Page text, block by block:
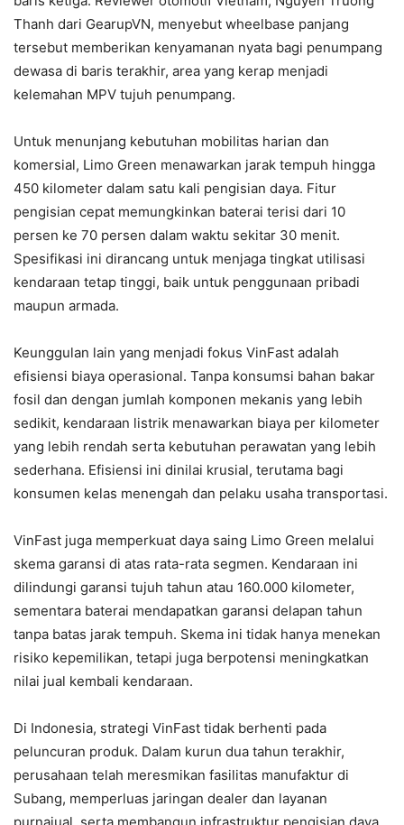
Thanh dari GearupVN, menyebut wheelbase panjang
tersebut memberikan kenyamanan nyata bagi penumpang
dewasa di baris terakhir, area yang kerap menjadi
kelemahan MPV tujuh penumpang.
Untuk menunjang kebutuhan mobilitas harian dan
komersial, Limo Green menawarkan jarak tempuh hingga
450 kilometer dalam satu kali pengisian daya. Fitur
pengisian cepat memungkinkan baterai terisi dari 10
persen ke 70 persen dalam waktu sekitar 30 menit.
Spesifikasi ini dirancang untuk menjaga tingkat utilisasi
kendaraan tetap tinggi, baik untuk penggunaan pribadi
maupun armada.
Keunggulan lain yang menjadi fokus VinFast adalah
efisiensi biaya operasional. Tanpa konsumsi bahan bakar
fosil dan dengan jumlah komponen mekanis yang lebih
sedikit, kendaraan listrik menawarkan biaya per kilometer
yang lebih rendah serta kebutuhan perawatan yang lebih
sederhana. Efisiensi ini dinilai krusial, terutama bagi
konsumen kelas menengah dan pelaku usaha transportasi.
VinFast juga memperkuat daya saing Limo Green melalui
skema garansi di atas rata-rata segmen. Kendaraan ini
dilindungi garansi tujuh tahun atau 160.000 kilometer,
sementara baterai mendapatkan garansi delapan tahun
tanpa batas jarak tempuh. Skema ini tidak hanya menekan
risiko kepemilikan, tetapi juga berpotensi meningkatkan
nilai jual kembali kendaraan.
Di Indonesia, strategi VinFast tidak berhenti pada
peluncuran produk. Dalam kurun dua tahun terakhir,
perusahaan telah meresmikan fasilitas manufaktur di
Subang, memperluas jaringan dealer dan layanan
purnajual, serta membangun infrastruktur pengisian daya